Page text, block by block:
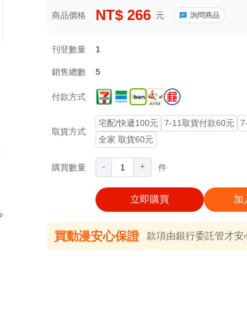
商品價格 NT$ 266 元 詢問商品
刊登數量 1
銷售總數 5
付款方式
取貨方式
宅配/快遞100元 7-11取貨付款60元
全家 取貨60元
購買數量 - + 件
立即購買 加
買動漫安心保證 款項由銀行委託管才安